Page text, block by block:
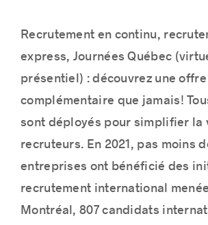
Histoires de réussite
Recrutement en continu,
express, Journées Québec
présentiel) : découvrez une
complémentaire que jamais!
sont déployés pour simplifier la
recruteurs. En 2021, pas moins
entreprises ont bénéficié des
recrutement international
Montréal, 807 candidats